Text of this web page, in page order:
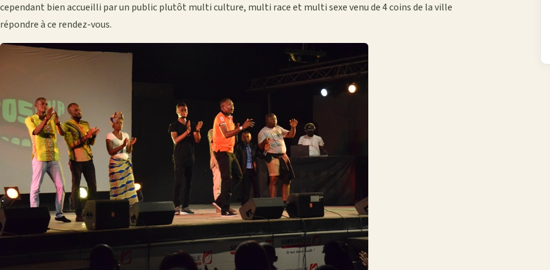
cependant bien accueilli par un public plutôt multi culture, multi race et multi sexe venu de 4 coins de la ville
répondre à ce rendez-vous.